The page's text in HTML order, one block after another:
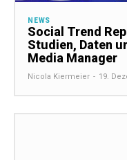
NEWS
Social Trend
Studien, Daten
Media Manager
Nicola Kiermeier - 19.